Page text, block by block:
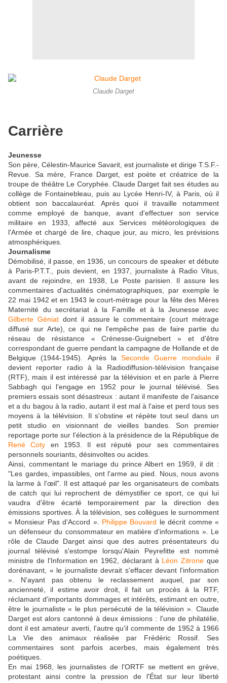
Claude Darget
Carrière
Jeunesse
Son père, Célestin-Maurice Savarit, est journaliste et dirige T.S.F.-
Revue. Sa mère, France Darget, est poète et créatrice de la
troupe de théâtre Le Coryphée. Claude Darget fait ses études au
collège de Fontainebleau, puis au Lycée Henri-IV, à Paris, où il
obtient son baccalauréat. Après quoi il travaille notamment
comme employé de banque, avant d'effectuer son service
militaire en 1933, affecté aux Services météorologiques de
l'Armée et chargé de lire, chaque jour, au micro, les prévisions
atmosphériques.
Journalisme
Démobilisé, il passe, en 1936, un concours de speaker et débute
à Paris-P.T.T., puis devient, en 1937, journaliste à Radio Vitus,
avant de rejoindre, en 1938, Le Poste parisien. Il assure les
commentaires d'actualités cinématographiques, par exemple le
22 mai 1942 et en 1943 le court-métrage pour la fête des Mères
Maternité du secrétariat à la Famille et à la Jeunesse avec
Gilberte Géniatdont il assure le commentaire (court métrage
diffusé sur Arte), ce qui ne l'empêche pas de faire partie du
réseau de résistance « Crénesse-Guignebert » et d'être
correspondant de guerre pendant la campagne de Hollande et de
Belgique (1944-1945). Après laSeconde Guerre mondialeil
devient reporter radio à la Radiodiffusion-télévision française
(RTF), mais il est intéressé par la télévision et en parle à Pierre
Sabbagh qui l'engage en 1952 pour le journal télévisé. Ses
premiers essais sont désastreux : autant il manifeste de l'aisance
et a du bagou à la radio, autant il est mal à l'aise et perd tous ses
moyens à la télévision. Il s'obstine et répète tout seul dans un
petit studio en visionnant de vieilles bandes. Son premier
reportage porte sur l'élection à la présidence de la République de
René Coty en 1953. Il est réputé pour ses commentaires
personnels souriants, désinvoltes ou acides.
Ainsi, commentant le mariage du prince Albert en 1959, il dit :
"Les gardes, impassibles, ont l'arme au pied. Nous, nous avons
la larme à l'œil". Il est attaqué par les organisateurs de combats
de catch qui lui reprochent de démystifier ce sport, ce qui lui
vaudra d'être écarté temporairement par la direction des
émissions sportives. À la télévision, ses collègues le surnomment
« Monsieur Pas d'Accord ». Philippe Bouvard le décrit comme «
un défenseur du consommateur en matière d'informations ». Le
rôle de Claude Darget ainsi que des autres présentateurs du
journal télévisé s'estompe lorsqu'Alain Peyrefitte est nommé
ministre de l'Information en 1962, déclarant à Léon Zitrone que
dorénavant, « le journaliste devrait s'effacer devant l'information
». N'ayant pas obtenu le reclassement auquel, par son
ancienneté, il estime avoir droit, il fait un procès à la RTF,
réclamant d'importants dommages et intérêts, estimant en outre,
être le journaliste « le plus persécuté de la télévision ». Claude
Darget est alors cantonné à deux émissions : l'une de philatélie,
dont il est amateur averti, l'autre qu'il commente de 1952 à 1966
La Vie des animaux réalisée par Frédéric Rossif. Ses
commentaires sont parfois acerbes, mais également très
poétiques.
En mai 1968, les journalistes de l'ORTF se mettent en grève,
protestant ainsi contre la pression de l'État sur leur liberté